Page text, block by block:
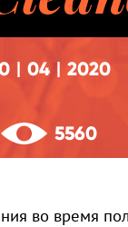
04 2020
5560
во время